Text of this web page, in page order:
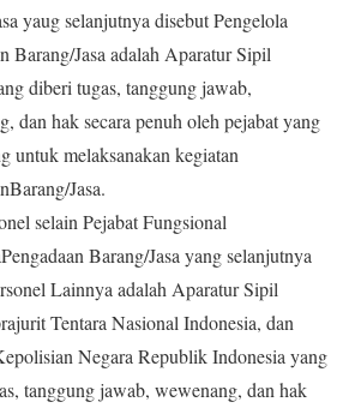
yaug selanjutnya disebut Pengelola
Barang/Jasa adalah Aparatur Sipil
diberi tugas, tanggung jawab,
dan hak secara penuh oleh pejabat yang
untuk melaksanakan kegiatan
Jasa.
selain Pejabat Fungsional
Barang/Jasa yang selanjutnya
Lainnya adalah Aparatur Sipil
Tentara Nasional Indonesia, dan
Negara Republik Indonesia yang
tanggung jawab, wewenang, dan hak